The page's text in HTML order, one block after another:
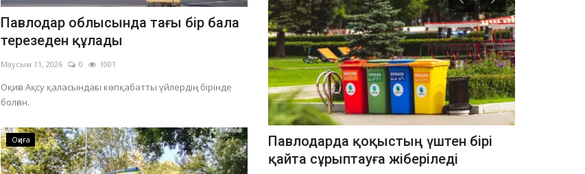
Павлодар облысында тағы бір бала
терезеден құлады
Маусым 11, 2026 0 1001
Оқиға Ақсу қаласындағы көпқабатты үйлердің бірінде
болған.
ОқиғаПавлодарда қайда жарық болмайды
Шілде 29, 2026 0 363
Павлодарда қоқыстың үштен бірі
қайта сұрыптауға жіберіледі